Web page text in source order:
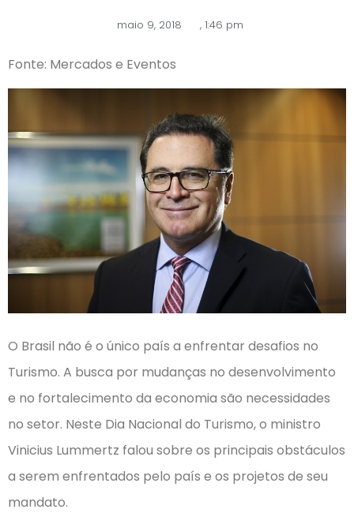
maio 9, 2018 , 1:46 pm
Fonte: Mercados e Eventos
O Brasil não é o único país a enfrentar desafios no
Turismo. A busca por mudanças no desenvolvimento
e no fortalecimento da economia são necessidades
no setor. Neste Dia Nacional do Turismo, o ministro
Vinicius Lummertz falou sobre os principais obstáculos
a serem enfrentados pelo país e os projetos de seu
mandato.